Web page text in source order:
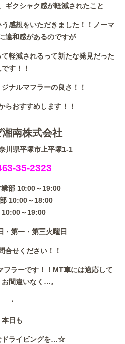
ギクシャク感が軽減されたこと
感想をいただきました！！ノーマ
違和感があるのですが
軽減されるって新たな発見だった
です！！
ナルマフラーの良さ！！
らおすすめします！！
南株式会社
川県平塚市上平塚1-1
35-2323
部 10:00～19:00
10:00～18:00
10:00～19:00
・第一・第三火曜日
合せください！！
フラーです！！MT車には適応して
間違いなく…。
・
本日も
ドライビングを…☆